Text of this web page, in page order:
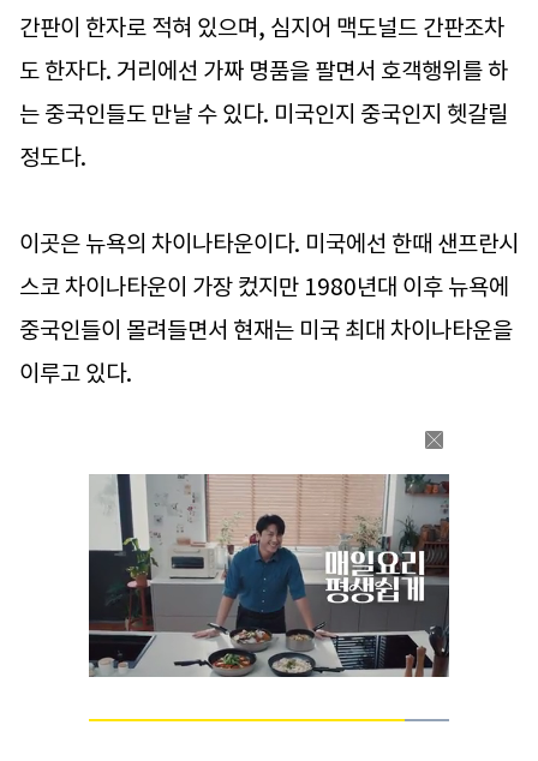
간판이 한자로 적혀 있으며, 심지어 맥도널드 간판조차
도 한자다. 거리에선 가짜 명품을 팔면서 호객행위를 하
는 중국인들도 만날 수 있다. 미국인지 중국인지 헷갈릴
정도다.
이곳은 뉴욕의 차이나타운이다. 미국에선 한때 샌프란시
스코 차이나타운이 가장 컸지만 1980년대 이후 뉴욕에
중국인들이 몰려들면서 현재는 미국 최대 차이나타운을
이루고 있다.
Loaded: